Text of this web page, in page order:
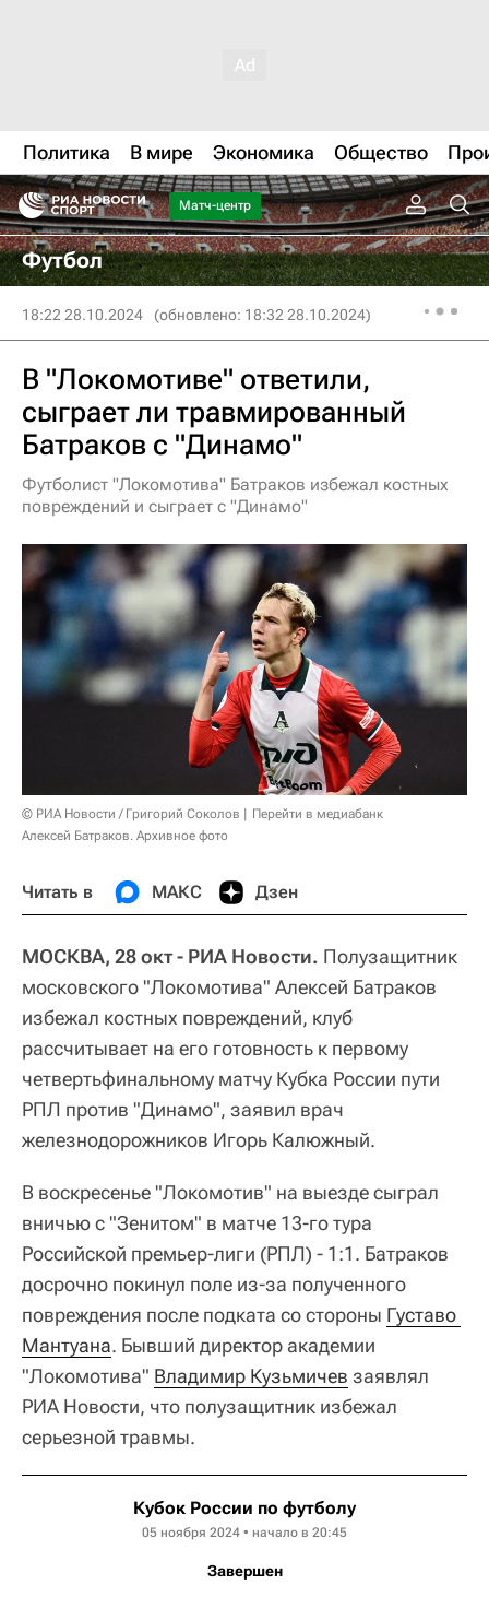
Политика В мире Экономика Общество
Матч-центр
Футбол
18:22 28.10.2024 (обновлено: 18:32 28.10.2024)
В "Локомотиве" ответили,
сыграет ли травмированный
Батраков с "Динамо"
Футболист "Локомотива" Батраков избежал костных
повреждений и сыграет с "Динамо"
© РИА Новости / Григорий Соколов
Перейти в медиабанк
Алексей Батраков. Архивное фото
Читать в МАКС Дзен
МОСКВА, 28 окт - РИА Новости. Полузащитник
московского "Локомотива" Алексей Батраков
избежал костных повреждений, клуб
рассчитывает на его готовность к первому
четвертьфинальному матчу Кубка России пути
РПЛ против "Динамо", заявил врач
железнодорожников Игорь Калюжный.
В воскресенье "Локомотив" на выезде сыграл
вничью с "Зенитом" в матче 13-го тура
Российской премьер-лиги (РПЛ) - 1:1. Батраков
досрочно покинул поле из-за полученного
повреждения после подката со стороны Густаво
Мантуана. Бывший директор академии
"Локомотива" Владимир Кузьмичев заявлял
РИА Новости, что полузащитник избежал
серьезной травмы.
Кубок России по футболу
05 ноября 2024 • начало в 20:45
Завершен